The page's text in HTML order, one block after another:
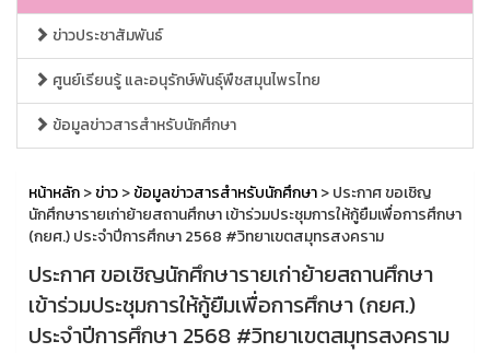
ข่าวประชาสัมพันธ์
ศูนย์เรียนรู้ และอนุรักษ์พันธุ์พืชสมุนไพรไทย
ข้อมูลข่าวสารสำหรับนักศึกษา
หน้าหลัก>ข่าว>ข้อมูลข่าวสารสำหรับนักศึกษา> ประกาศ ขอเชิญ
นักศึกษารายเก่าย้ายสถานศึกษา เข้าร่วมประชุมการให้กู้ยืมเพื่อการศึกษา
(กยศ.) ประจำปีการศึกษา 2568 #วิทยาเขตสมุทรสงคราม
ประกาศ ขอเชิญนักศึกษารายเก่าย้ายสถานศึกษา
เข้าร่วมประชุมการให้กู้ยืมเพื่อการศึกษา (กยศ.)
ประจำปีการศึกษา 2568 #วิทยาเขตสมุทรสงคราม